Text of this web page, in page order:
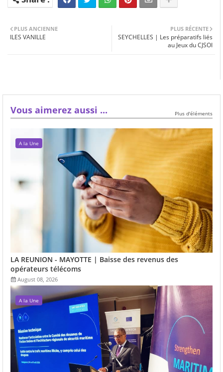
PLUS RÉCENTE
SEYCHELLES | Les préparatifs liés
au Jeux du CJSOI
PLUS ANCIENNE
ILES VANILLE
Vous aimerez aussi ... Plus d'éléments
A la Une
LA REUNION - MAYOTTE | Baisse des revenus des
opérateurs télécoms
August 08, 2026
A la Une